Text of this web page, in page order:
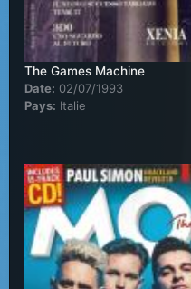
The Games Machine
Date: 02/07/1993
Pays: Italie